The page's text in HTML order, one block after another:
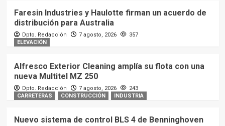
Faresin Industries y Haulotte firman un acuerdo de
distribución para Australia
Dpto. Redacción 7 agosto, 2026
357
ELEVACIÓN
Alfresco Exterior Cleaning amplía su flota con una
nueva Multitel MZ 250
Dpto. Redacción 7 agosto, 2026
243
CARRETERAS
CONSTRUCCIÓN INDUSTRIA
Nuevo sistema de control BLS 4 de Benninghoven